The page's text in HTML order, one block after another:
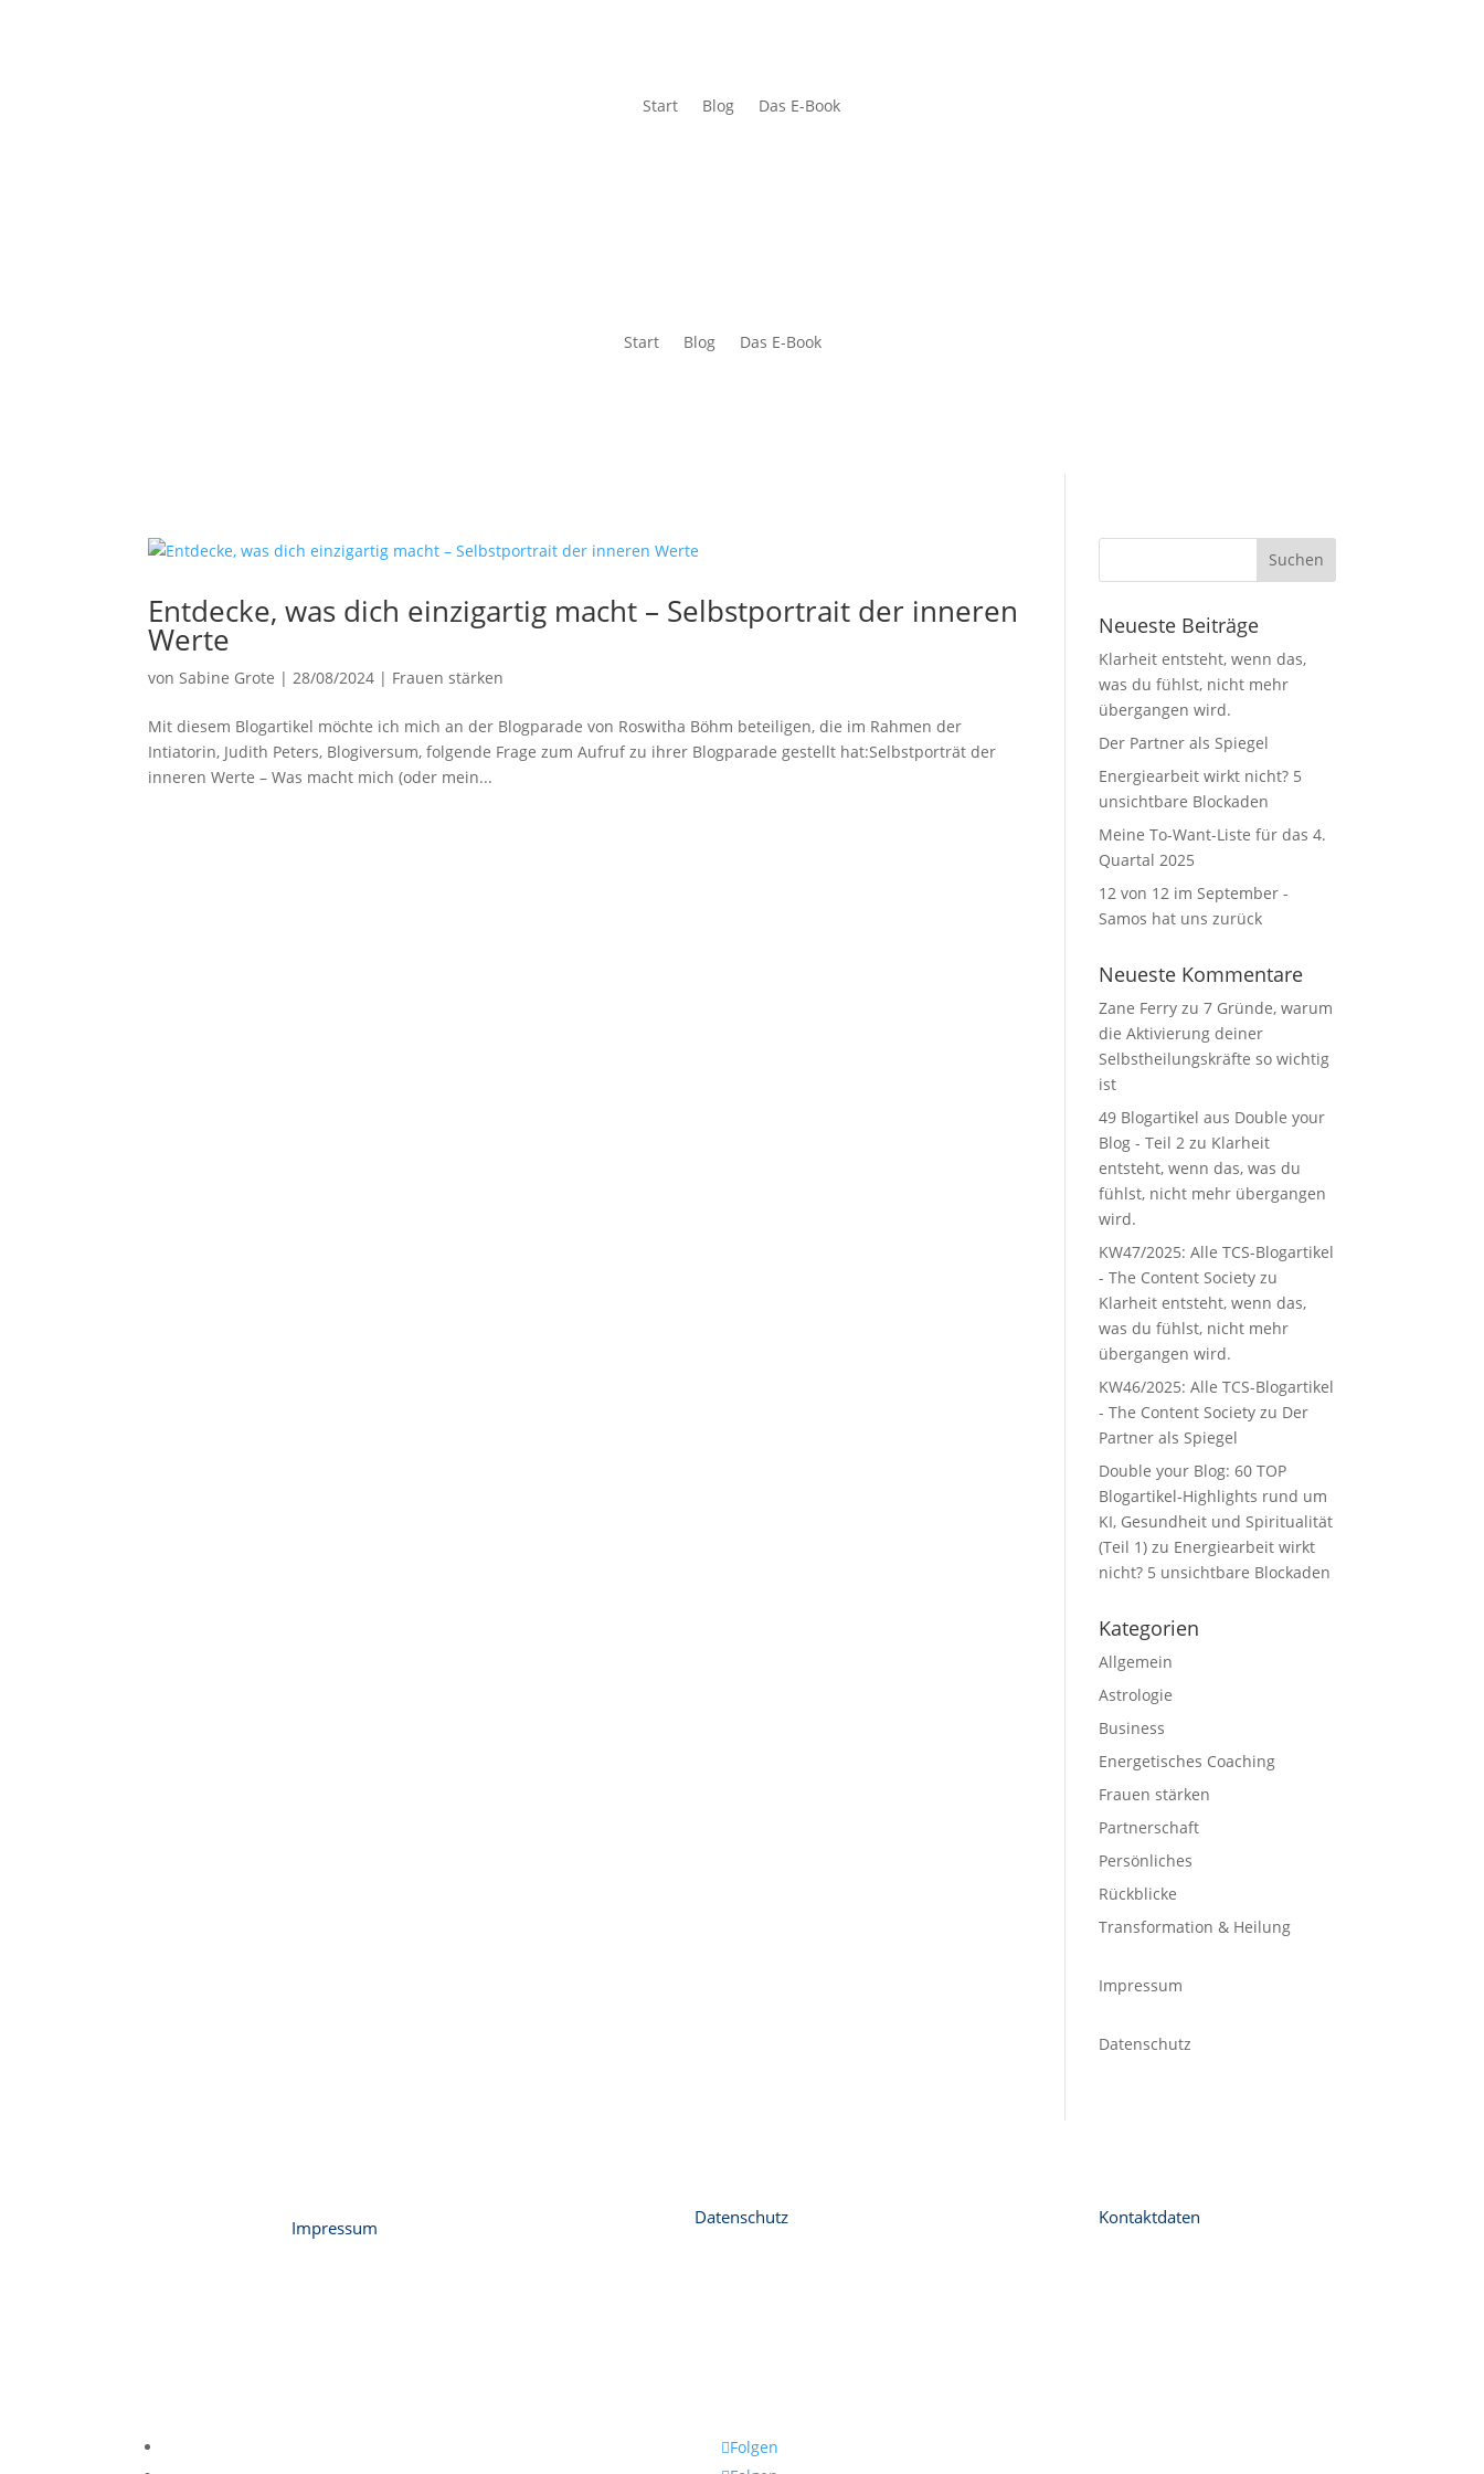
Start Blog Das E-Book
Start Blog Das E-Book
Entdecke, was dich einzigartig macht – Selbstportrait der inneren
Werte
von Sabine Grote | 28/08/2024 | Frauen stärken
Mit diesem Blogartikel möchte ich mich an der Blogparade von Roswitha Böhm beteiligen, die im Rahmen der
Intiatorin, Judith Peters, Blogiversum, folgende Frage zum Aufruf zu ihrer Blogparade gestellt hat:Selbstporträt der
inneren Werte – Was macht mich (oder mein...
Neueste Beiträge
Klarheit entsteht, wenn das,
was du fühlst, nicht mehr
übergangen wird.
Der Partner als Spiegel
Energiearbeit wirkt nicht? 5
unsichtbare Blockaden
Meine To-Want-Liste für das 4.
Quartal 2025
12 von 12 im September -
Samos hat uns zurück
Neueste Kommentare
Zane Ferryzu 7 Gründe, warum
die Aktivierung deiner
Selbstheilungskräfte so wichtig
ist
49 Blogartikel aus Double your
Blog - Teil 2 zu Klarheit
entsteht, wenn das, was du
fühlst, nicht mehr übergangen
wird.
KW47/2025: Alle TCS-Blogartikel
- The Content Societyzu
Klarheit entsteht, wenn das,
was du fühlst, nicht mehr
übergangen wird.
KW46/2025: Alle TCS-Blogartikel
- The Content Societyzu Der
Partner als Spiegel
Double your Blog: 60 TOP
Blogartikel-Highlights rund um
KI, Gesundheit und Spiritualität
(Teil 1)zu Energiearbeit wirkt
nicht? 5 unsichtbare Blockaden
Kategorien
Allgemein
Astrologie
Business
Energetisches Coaching
Frauen stärken
Partnerschaft
Persönliches
Rückblicke
Transformation & Heilung
Impressum
Datenschutz
Impressum Datenschutz Kontaktdaten
Folgen